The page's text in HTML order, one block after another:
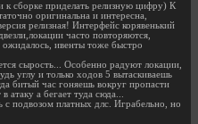
к сборке приделать релизную цифру) К
оригинальна и интересна,
релизная! Интерфейс корявенький
часто повторяются,
ивенты тоже быстро
сырость... Особенно радуют локации,
углу и только ходов 5 вытаскиваешь
битый час гоняешь вокруг пропасти
атаку а бегает туда сюда...
с подвозом платных длс. Играбельно, но